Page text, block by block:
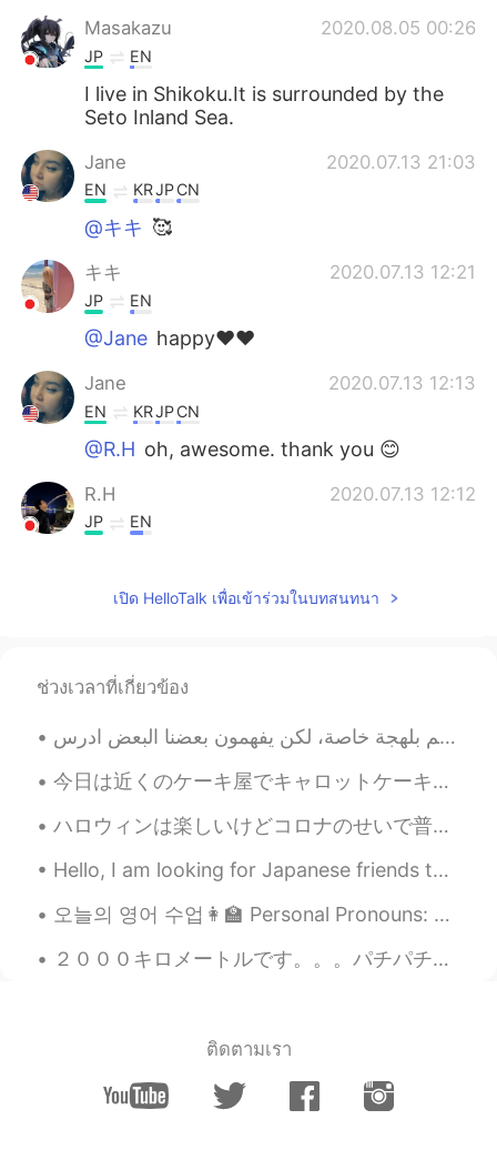
Masakazu 2020.08.05 00:26
JP EN
I live in Shikoku.It is surrounded by the
Seto Inland Sea.
Jane 2020.07.13 21:03
EN KRJPCN
@キキ 🥰
キキ 2020.07.13 12:21
JP EN
@Jane happy❤️❤️
Jane 2020.07.13 12:13
EN KRJPCN
@R.H oh, awesome. thank you 😊
R.H 2020.07.13 12:12
JP EN
Jane 2020.07.13 11:52
@キキ
JP EN
I want to see you too😆❤️
Jane 2020.07.13 02:06
CN繁 JP
ride from there.
Jane 2020.07.12 23:29
เปิด HelloTalk เพื่อเข้าร่วมในบทสนทนา
ช่วงเวลาที่เกี่ยวข้อง
今日は近くのケーキ屋でキャロットケーキが売っていました。「懐かしい！」と思ってつい買っちゃいました。地元のアメリカではよく見かけていたのですが、日本で中々見ないですね。もしかして日本でも人気で、...
ハロウィンは楽しいけどコロナのせいで普通にできないことになりました…この写真は去年なんだけど今年は全然違います。昨年、私はゾンビのジョン・レノンに衣装し、姪と甥はスター・ウォーズのレイア姫とティ...
Hello, I am looking for Japanese friends to talk to. 日本人のともだちをぼしゅしています。 I'm not very good at Jap...
오늘의 영어 수업👩‍🏫 Personal Pronouns: A personal prounoun is a word that identifies a particular perso...
２０００キロメートルです。。。パチパチパチ😁 去年の12月に買って、まだ一年もたってないですが、2000キロも走れて嬉しいです。😄 10キロ以内で、ものすごく軽くて、乗りやすいロードバイク...
ติดตามเรา